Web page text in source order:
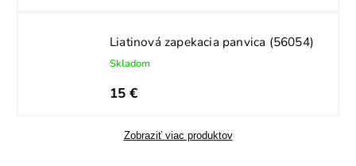
Liatinová zapekacia panvica (56054)
Skladom
15 €
Zobraziť viac produktov